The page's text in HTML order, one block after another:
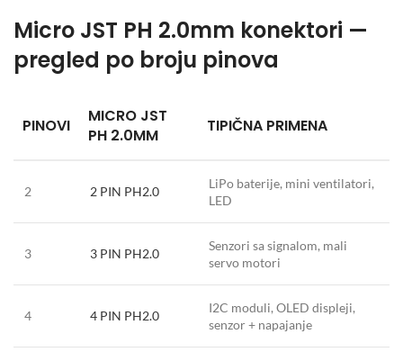
Micro JST PH 2.0mm konektori —
pregled po broju pinova
PINOVI
MICRO JST
PH 2.0MM
TIPIČNA PRIMENA
2 2 PIN PH2.0
LiPo baterije, mini ventilatori,
LED
3 3 PIN PH2.0
Senzori sa signalom, mali
servo motori
4 4 PIN PH2.0
I2C moduli, OLED displeji,
senzor + napajanje